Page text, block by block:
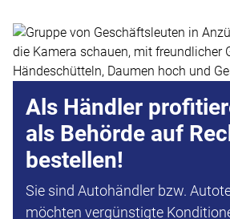
Als Händler
als Behörde auf
bestellen!
Sie sind Autohändler bzw.
möchten vergünstigte